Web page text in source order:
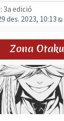
3a edició
des. 2023, 10:13
Zona Otaku